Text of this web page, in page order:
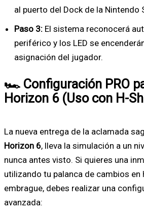
al puerto del Dock de la Nintendo
Paso 3: El sistema reconocerá
periférico y los LED se
asignación del jugador.
🏎️ Configuración PRO
Horizon 6 (Uso con H-
La nueva entrega de la aclamada
Horizon 6, lleva la simulación a un
nunca antes visto. Si quieres una
utilizando tu palanca de cambios en
embrague, debes realizar una
avanzada: